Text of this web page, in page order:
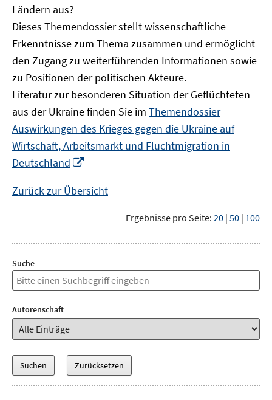
Ländern aus?
Dieses Themendossier stellt wissenschaftliche
Erkenntnisse zum Thema zusammen und ermöglicht
den Zugang zu weiterführenden Informationen sowie
zu Positionen der politischen Akteure.
Literatur zur besonderen Situation der Geflüchteten
aus der Ukraine finden Sie im Themendossier
Auswirkungen des Krieges gegen die Ukraine auf
Wirtschaft, Arbeitsmarkt und Fluchtmigration in
Deutschland
Fenster
Zurück zur Übersicht
Ergebnisse pro Seite: 20 | 50 | 100
Suche
Autorenschaft